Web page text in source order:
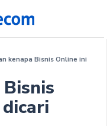
kenapa Bisnis Online ini